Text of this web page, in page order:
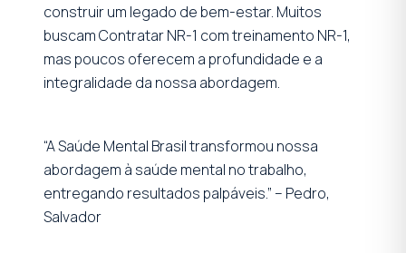
construir um legado de bem-estar. Muitos
buscam Contratar NR-1 com treinamento NR-1,
mas poucos oferecem a profundidade e a
integralidade da nossa abordagem.
“A Saúde Mental Brasil transformou nossa
abordagem à saúde mental no trabalho,
entregando resultados palpáveis.” – Pedro,
Salvador